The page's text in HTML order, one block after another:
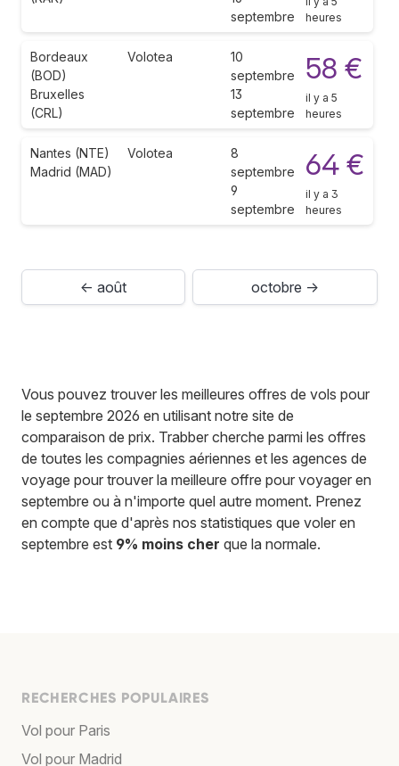
septembre
heures
Bordeaux
(BOD)
Bruxelles
(CRL)
Volotea
10
septembre
13
septembre
58 €
il y a 5
heures
Nantes (NTE)
Madrid (MAD)
Volotea
8
septembre
9
septembre
64 €
il y a 3
heures
← août octobre →
Vous pouvez trouver les meilleures offres de vols pour
le septembre 2026 en utilisant notre site de
comparaison de prix. Trabber cherche parmi les offres
de toutes les compagnies aériennes et les agences de
voyage pour trouver la meilleure offre pour voyager en
septembre ou à n'importe quel autre moment. Prenez
en compte que d'après nos statistiques que voler en
septembre est 9% moins cher que la normale.
RECHERCHES POPULAIRES
Vol pour Paris
Vol pour Madrid